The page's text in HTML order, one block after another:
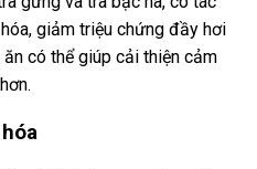
giảm triệu chứng đầy hơi
có thể giúp cải thiện cảm